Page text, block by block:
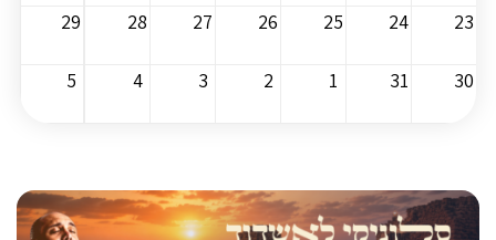
23
24
25
26
27
28
29
30
31
1
2
3
4
5